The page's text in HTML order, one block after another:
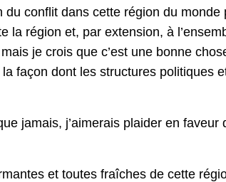
conflit dans cette région du
la région et, par extension, à
je crois que c’est une bonne
façon dont les structures
jamais, j’aimerais plaider en
et toutes fraîches de cette